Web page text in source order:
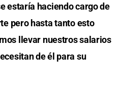
estaría haciendo cargo de
pero hasta tanto esto
llevar nuestros salarios
de él para su